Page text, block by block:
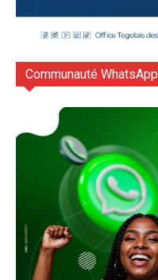
Communauté WhatsApp